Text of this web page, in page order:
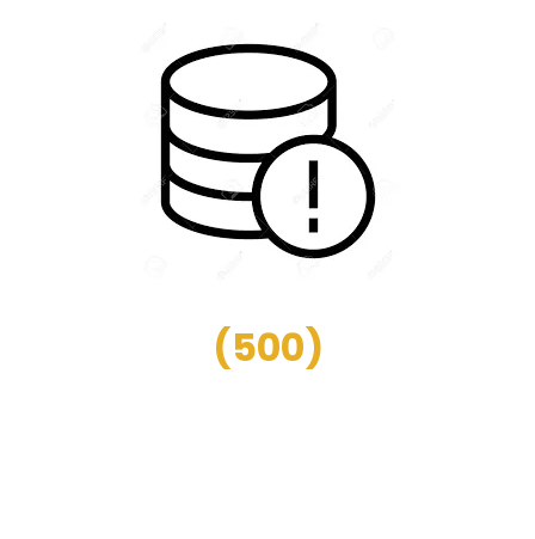
(500)